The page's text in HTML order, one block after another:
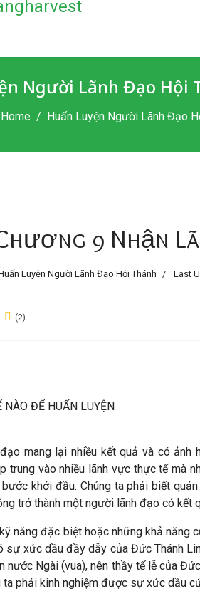
Người Lãnh Đạo Hội
Home Huấn Luyện Người Lãnh Đạo
9 Nhận
Luyện Người Lãnh Đạo Hội Thánh Last
(2)
mang lại nhiều kết quả và có ảnh
trung vào nhiều lãnh vực thực tế mà
khởi đầu. Chúng ta phải biết
trở thành một người lãnh đạo có kết
năng đặc biệt hoặc những khả
sự xức dầu đầy dẫy của Đức Thánh
nước Ngài (vua), nên thầy tế lễ của
ta phải kinh nghiệm được sự xức dầu